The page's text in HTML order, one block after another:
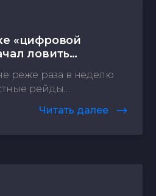
«цифровой
ловить
реже раза в неделю
рейды
Их главная
Читать далее